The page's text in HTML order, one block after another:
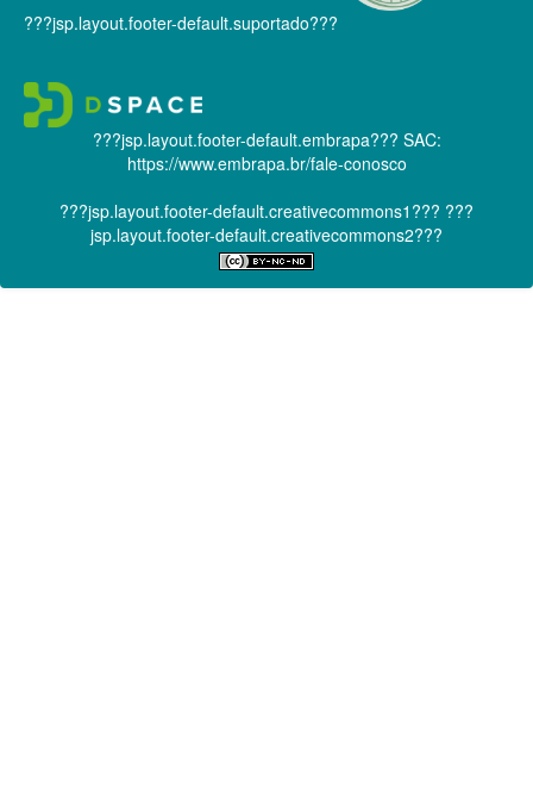
???jsp.layout.footer-default.suportado???
???jsp.layout.footer-default.embrapa??? SAC:
https://www.embrapa.br/fale-conosco
???jsp.layout.footer-default.creativecommons1??? ???
jsp.layout.footer-default.creativecommons2???